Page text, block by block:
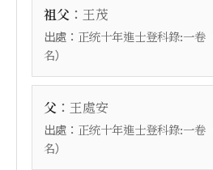
祖父 ： 王茂
出處： 正统十年進士登科錄:一卷
名）
父 ： 王處安
出處： 正统十年進士登科錄:一卷
名）